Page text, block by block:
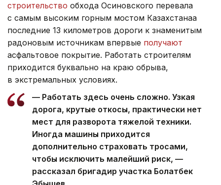
строительство обхода Осиновского перевала
с самым высоким горным мостом Казахстанаа
последние 13 километров дороги к знаменитым
радоновым источникам впервые получают
асфальтовое покрытие. Работать строителям
приходится буквально на краю обрыва,
в экстремальных условиях.
— Работать здесь очень сложно. Узкая
дорога, крутые откосы, практически нет
мест для разворота тяжелой техники.
Иногда машины приходится
дополнительно страховать тросами,
чтобы исключить малейший риск, —
рассказал бригадир участка Болатбек